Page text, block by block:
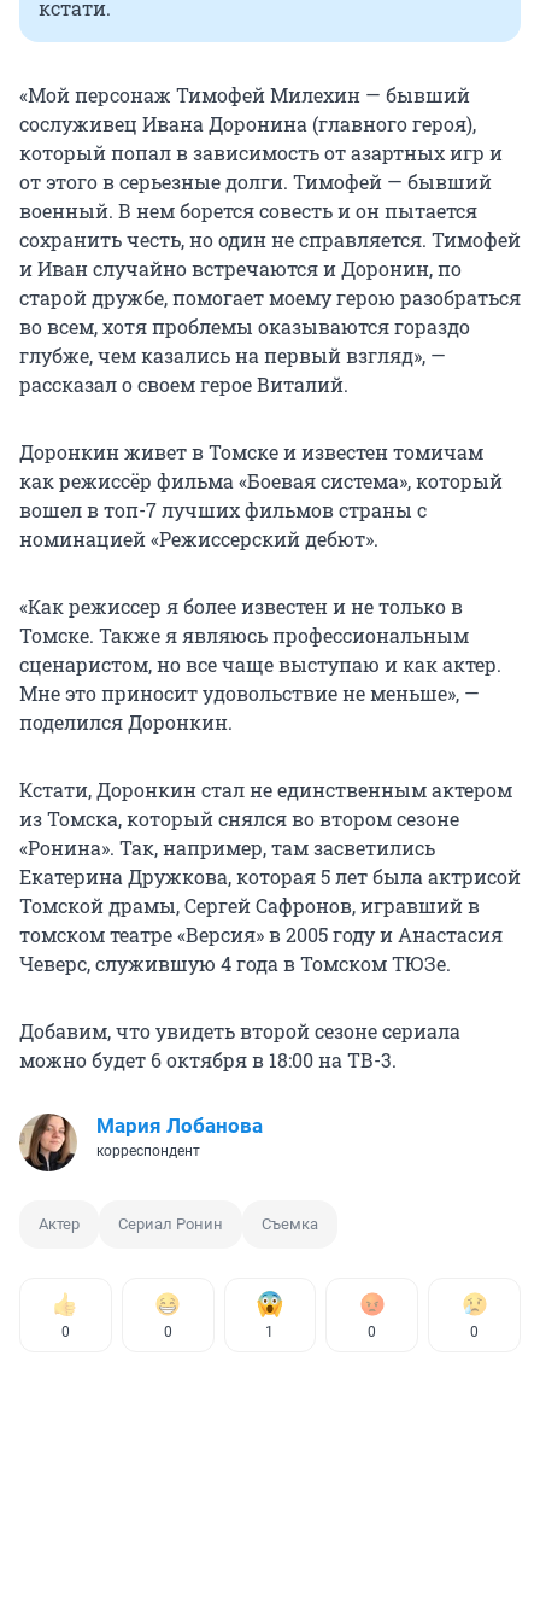
кстати.
«Мой персонаж Тимофей Милехин — бывший
сослуживец Ивана Доронина (главного героя),
который попал в зависимость от азартных игр и
от этого в серьезные долги. Тимофей — бывший
военный. В нем борется совесть и он пытается
сохранить честь, но один не справляется. Тимофей
и Иван случайно встречаются и Доронин, по
старой дружбе, помогает моему герою разобраться
во всем, хотя проблемы оказываются гораздо
глубже, чем казались на первый взгляд», —
рассказал о своем герое Виталий.
Доронкин живет в Томске и известен томичам
как режиссёр фильма «Боевая система», который
вошел в топ-7 лучших фильмов страны с
номинацией «Режиссерский дебют».
«Как режиссер я более известен и не только в
Томске. Также я являюсь профессиональным
сценаристом, но все чаще выступаю и как актер.
Мне это приносит удовольствие не меньше», —
поделился Доронкин.
Кстати, Доронкин стал не единственным актером
из Томска, который снялся во втором сезоне
«Ронина». Так, например, там засветились
Екатерина Дружкова, которая 5 лет была актрисой
Томской драмы, Сергей Сафронов, игравший в
томском театре «Версия» в 2005 году и Анастасия
Чеверс, служившую 4 года в Томском ТЮЗе.
Добавим, что увидеть второй сезоне сериала
можно будет 6 октября в 18:00 на ТВ-3.
Мария Лобанова
корреспондент
Актер Сериал Ронин Съемка
0 0 1 0 0